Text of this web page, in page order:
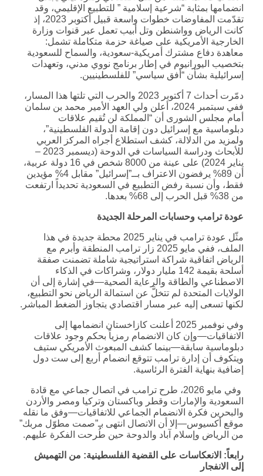
انضمامها بمثابة “شرعية إسلامية ” للتطبيع الإقليمي، وقد
تقدّمت المفاوضات خطوات واسعة قبيل أكتوبر 2023، إذ
كانت الرياض وواشنطن وتل أبيب تعمل عبر قنوات وزارة
الخارجية الأمريكية على صياغة حزمة متكاملة تشمل:
معاهدة دفاع مشترك أمريكية-سعودية، والسماح للسعودية
بتخصيب اليورانيوم في إطار برنامج نووي مدني، وتعهدات
إسرائيلية بشأن “أفق سياسي” للفلسطينيين.
دمّرت أحداث 7 أكتوبر 2023 والحرب التي تلتها هذا المسار،
ففي سبتمبر 2024، أعلن ولي العهد الأمير محمد بن سلمان
أمام مجلس الشورى أن “المملكة لن تُقيم علاقات
دبلوماسية مع إسرائيل دون إقامة الدولة الفلسطينية”،
ولمزيد من الدلالة، كشف استطلاع أجراه المركز العربي
للأبحاث ودراسة السياسات في الدوحة (ديسمبر 2023 –
يناير 2024) على عينة من 8000 شخص في 16 دولة عربية،
أن 89% يرفضون الاعتراف بــ”إسرائيل” مقابل 4% مؤيدين
فقط، وأن نسبة رفض التطبيع في السعودية تحديداً ارتفعت
من 38% قبل الحرب إلى 68% بعدها.
عودة ترامب وحسابات المرحلة الجديدة
مثّل عودة ترامب في يناير 2025 محطة جديدة في هذا
الملف، ففي مايو 2025 زار ترامب المنطقة وأبرم مع
الرياض اتفاقية شراكة استراتيجية شاملة تضمنت صفقة
أسلحة بقيمة 142 مليار دولار، وشراكات في الذكاء
الاصطناعي والطاقة والرعاية الصحية—في إشارة إلى أن
الولايات المتحدة لم تتخلَّ عن استمالة الرياض نحو التطبيع،
لكنها تسعى إليه عبر مسار اقتصادي يتجاوز الضغط المباشر.
وفي نوفمبر 2025 أعلنت كازاخستان انضمامها إلى
الاتفاقيات—وإن كان الانضمام رمزياً بحكم وجود علاقات
دبلوماسية سابقة—بينما كشف المبعوث الأمريكي ستيف
ويتكوف أن إدارة ترامب تتوقع انضمام أربع إلى ست دول
إضافية بنهاية الفترة الرئاسية.
وفي مايو 2026، طرح ترامب في اتصال جماعي مع قادة
السعودية والإمارات وقطر وباكستان وتركيا ومصر والأردن
والبحرين فكرة الانضمام الجماعي للاتفاقيات—وفق ما نقله
موقع أكسيوس—إلا أن الاتصال انتهى بـ”صمت مطوّل مربك”
من الرياض وإسلام آباد والدوحة حين طُرحت الفكرة عليهم.
رابعاً: الانعكاسات على القضية الفلسطينية: من التهميش
إلى الانفجار